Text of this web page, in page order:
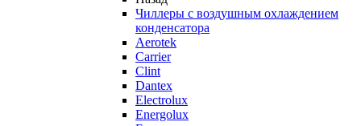
Чиллеры с воздушным охлаждением
конденсатора
Aerotek
Carrier
Clint
Dantex
Electrolux
Energolux